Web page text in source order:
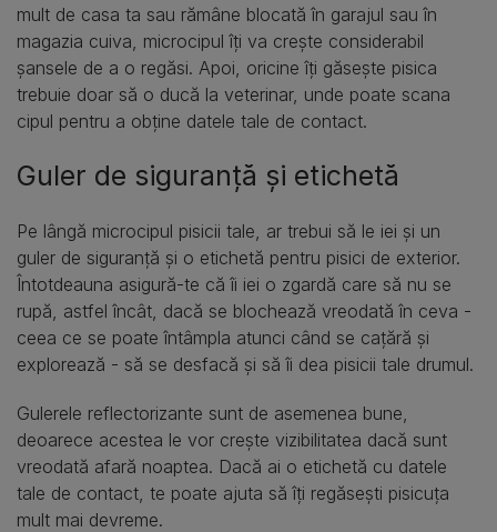
mult de casa ta sau rămâne blocată în garajul sau în
magazia cuiva, microcipul îți va crește considerabil
șansele de a o regăsi. Apoi, oricine îți găsește pisica
trebuie doar să o ducă la veterinar, unde poate scana
cipul pentru a obține datele tale de contact.
Guler de siguranță și etichetă
Pe lângă microcipul pisicii tale, ar trebui să le iei și un
guler de siguranță și o etichetă pentru pisici de exterior.
Întotdeauna asigură-te că îi iei o zgardă care să nu se
rupă, astfel încât, dacă se blochează vreodată în ceva -
ceea ce se poate întâmpla atunci când se cațără și
explorează - să se desfacă și să îi dea pisicii tale drumul.
Gulerele reflectorizante sunt de asemenea bune,
deoarece acestea le vor crește vizibilitatea dacă sunt
vreodată afară noaptea. Dacă ai o etichetă cu datele
tale de contact, te poate ajuta să îți regăsești pisicuța
mult mai devreme.